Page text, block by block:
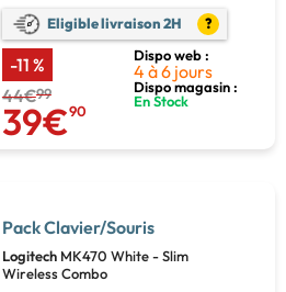
Eligible livraison 2H ?
-11 %
44€99
39€90
Dispo web :
4 à 6 jours
Dispo magasin :
En Stock
Pack Clavier/Souris
Logitech MK470 White - Slim
Wireless Combo